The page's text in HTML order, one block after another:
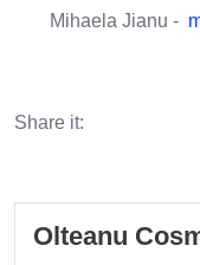
Mihaela Jianu -
Share it:
Olteanu